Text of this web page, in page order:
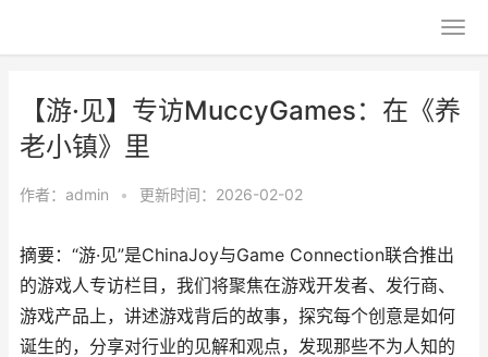
【游·见】专访MuccyGames：在《养
老小镇》里
作者： admin • 更新时间：2026-02-02
摘要：“游·见”是ChinaJoy与Game Connection联合推出
的游戏人专访栏目，我们将聚焦在游戏开发者、发行商、
游戏产品上，讲述游戏背后的故事，探究每个创意是如何
诞生的，分享对行业的见解和观点，发现那些不为人知的